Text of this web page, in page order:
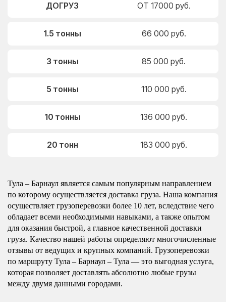
ДОГРУЗ ОТ 17000 руб.
1.5 тонны 66 000 руб.
3 тонны 85 000 руб.
5 тонны 110 000 руб.
10 тонны 136 000 руб.
20 тонн 183 000 руб.
Тула – Барнаул является самым популярным направлением
по которому осуществляется доставка груза. Наша компания
осуществляет грузоперевозки более 10 лет, вследствие чего
обладает всеми необходимыми навыками, а также опытом
для оказания быстрой, а главное качественной доставки
груза. Качество нашей работы определяют многочисленные
отзывы от ведущих и крупных компаний. Грузоперевозки
по маршруту Тула – Барнаул – Тула — это выгодная услуга,
которая позволяет доставлять абсолютно любые грузы
между двумя данными городами.